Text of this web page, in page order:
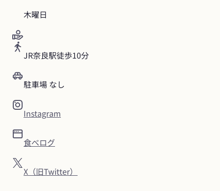
木曜日
JR奈良駅徒歩10分
駐車場 なし
Instagram
食べログ
X（旧Twitter）